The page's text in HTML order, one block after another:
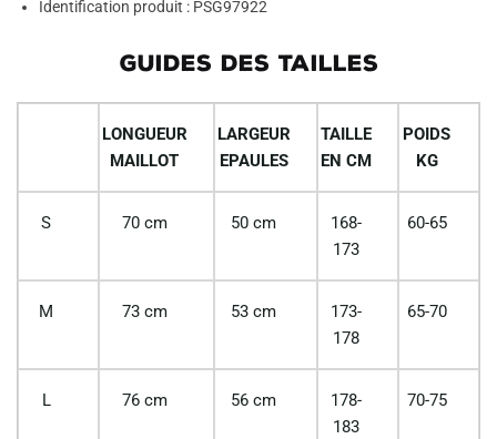
Identification produit : PSG97922
GUIDES DES TAILLES
LONGUEUR
MAILLOT
LARGEUR
EPAULES
TAILLE
EN CM
POIDS
KG
S 70 cm 50 cm
168-
173
60-65
M 73 cm 53 cm
173-
178
65-70
L 76 cm 56 cm
178-
183
70-75